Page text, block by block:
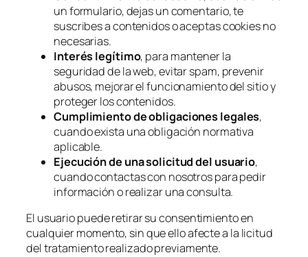
un formulario, dejas un comentario, te
suscribes a contenidos o aceptas cookies no
necesarias.
Interés legítimo, para mantener la
seguridad de la web, evitar spam, prevenir
abusos, mejorar el funcionamiento del sitio y
proteger los contenidos.
Cumplimiento de obligaciones legales,
cuando exista una obligación normativa
aplicable.
Ejecución de una solicitud del usuario,
cuando contactas con nosotros para pedir
información o realizar una consulta.
El usuario puede retirar su consentimiento en
cualquier momento, sin que ello afecte a la licitud
del tratamiento realizado previamente.